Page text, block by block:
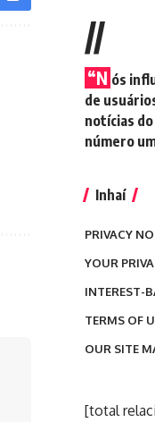
//
“N ós
de
notícias
número
Inhaí
PRIVACY
YOUR
INTEREST-
TERMS OF
OUR SITE
[total